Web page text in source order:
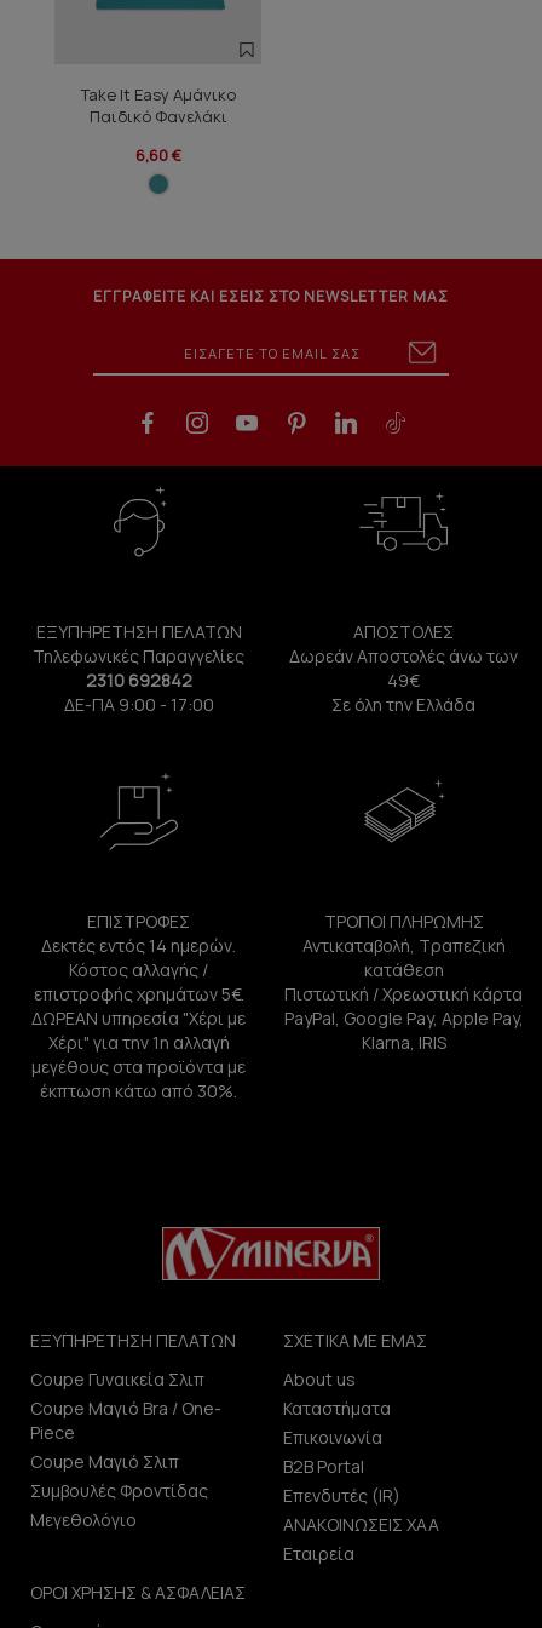
Take It Easy Αμάνικο
Παιδικό Φανελάκι
6,60 €
ΕΓΓΡΑΦΕΙΤΕ ΚΑΙ ΕΣΕΙΣ ΣΤΟ NEWSLETTER ΜΑΣ
ΕΞΥΠΗΡΕΤΗΣΗ ΠΕΛΑΤΩΝ
Τηλεφωνικές Παραγγελίες
2310 692842
ΔΕ-ΠΑ 9:00 - 17:00
ΑΠΟΣΤΟΛΕΣ
Δωρεάν Αποστολές άνω των
49€
Σε όλη την Ελλάδα
ΕΠΙΣΤΡΟΦΕΣ
Δεκτές εντός 14 ημερών.
Κόστος αλλαγής /
επιστροφής χρημάτων 5€.
ΔΩΡΕΑΝ υπηρεσία "Χέρι με
Χέρι" για την 1η αλλαγή
μεγέθους στα προϊόντα με
έκπτωση κάτω από 30%.
ΤΡΟΠΟΙ ΠΛΗΡΩΜΗΣ
Αντικαταβολή, Τραπεζική
κατάθεση
Πιστωτική / Χρεωστική κάρτα
PayPal, Google Pay, Apple Pay,
Klarna, IRIS
ΕΞΥΠΗΡΕΤΗΣΗ ΠΕΛΑΤΩΝ
Coupe Γυναικεία Σλιπ
Coupe Μαγιό Bra / One-
Piece
Coupe Μαγιό Σλιπ
Συμβουλές Φροντίδας
Μεγεθολόγιο
ΣΧΕΤΙΚΑ ΜΕ ΕΜΑΣ
About us
Καταστήματα
Επικοινωνία
B2B Portal
Επενδυτές (IR)
ΑΝΑΚΟΙΝΩΣΕΙΣ ΧΑΑ
Εταιρεία
ΟΡΟΙ ΧΡΗΣΗΣ & ΑΣΦΑΛΕΙΑΣ